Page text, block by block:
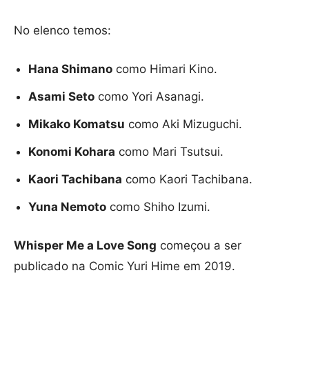
No elenco temos:
Hana Shimano como Himari Kino.
Asami Seto como Yori Asanagi.
Mikako Komatsu como Aki Mizuguchi.
Konomi Kohara como Mari Tsutsui.
Kaori Tachibana como Kaori Tachibana.
Yuna Nemoto como Shiho Izumi.
Whisper Me a Love Song começou a ser
publicado na Comic Yuri Hime em 2019.